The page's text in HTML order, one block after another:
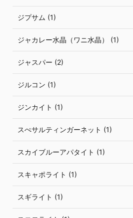
ジプサム (1)
ジャカレー水晶（ワニ水晶） (1)
ジャスパー (2)
ジルコン (1)
ジンカイト (1)
スぺサルティンガーネット (1)
スカイブルーアパタイト (1)
スキャポライト (1)
スギライト (1)